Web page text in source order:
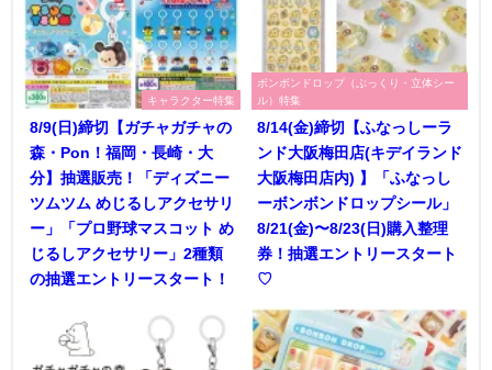
キャラクター特集
8/9(日)締切【ガチャガチャの
森・Pon！福岡・長崎・大
分】抽選販売！「ディズニー
ツムツム めじるしアクセサリ
ー」「プロ野球マスコット め
じるしアクセサリー」2種類
の抽選エントリースタート！
ボンボンドロップ（ぷっくり・立体シー
ル）特集
8/14(金)締切【ふなっしーラ
ンド大阪梅田店(キデイランド
大阪梅田店内) 】「ふなっし
ーボンボンドロップシール」
8/21(金)〜8/23(日)購入整理
券！抽選エントリースタート
♡